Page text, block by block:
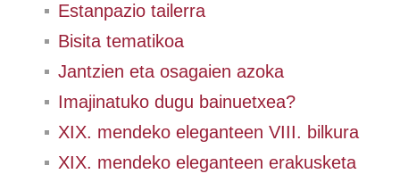
Estanpazio tailerra
Bisita tematikoa
Jantzien eta osagaien azoka
Imajinatuko dugu bainuetxea?
XIX. mendeko eleganteen VIII. bilkura
XIX. mendeko eleganteen erakusketa